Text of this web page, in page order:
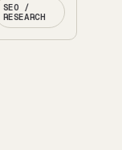
SEO /
RESEARCH